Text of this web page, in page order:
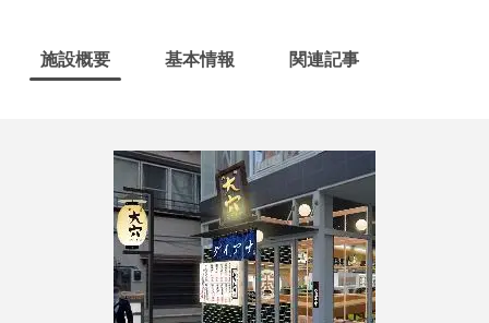
施設概要 基本情報 関連記事